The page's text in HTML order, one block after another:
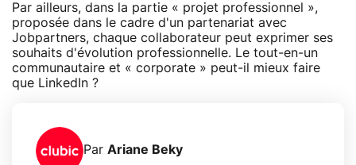
Par ailleurs, dans la partie « projet professionnel »,
proposée dans le cadre d'un partenariat avec
Jobpartners, chaque collaborateur peut exprimer ses
souhaits d'évolution professionnelle. Le tout-en-un
communautaire et « corporate » peut-il mieux faire
que LinkedIn ?
Par Ariane Beky